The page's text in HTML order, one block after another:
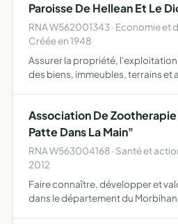
Paroisse De Hellean Et Le
RNA W562001343 · Economie et
Créée en 1948
Assurer la propriété,
des biens, immeubles, terrains et
Association De
Patte Dans La Main"
RNA W563004168 · Santé et
2012
Faire connaître, développer et
dans le département du